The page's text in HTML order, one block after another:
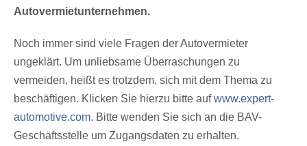
Autovermietunternehmen.
Noch immer sind viele Fragen der Autovermieter
ungeklärt. Um unliebsame Überraschungen zu
vermeiden, heißt es trotzdem, sich mit dem Thema zu
beschäftigen. Klicken Sie hierzu bitte aufwww.expert-
automotive.com. Bitte wenden Sie sich an die BAV-
Geschäftsstelle um Zugangsdaten zu erhalten.